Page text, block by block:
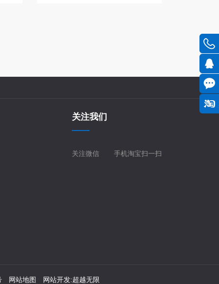
关注我们
关注微信 手机淘宝扫一扫
网站地图 网站开发:超越无限